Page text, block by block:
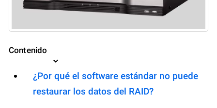
Contenido
¿Por qué el software estándar no puede
restaurar los datos del RAID?